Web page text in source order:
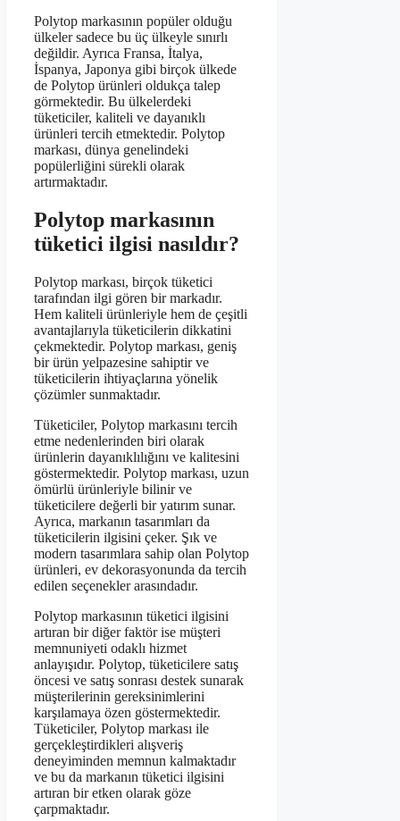
Polytop markasının popüler olduğu
ülkeler sadece bu üç ülkeyle sınırlı
değildir. Ayrıca Fransa, İtalya,
İspanya, Japonya gibi birçok ülkede
de Polytop ürünleri oldukça talep
görmektedir. Bu ülkelerdeki
tüketiciler, kaliteli ve dayanıklı
ürünleri tercih etmektedir. Polytop
markası, dünya genelindeki
popülerliğini sürekli olarak
artırmaktadır.
Polytop markasının
tüketici ilgisi nasıldır?
Polytop markası, birçok tüketici
tarafından ilgi gören bir markadır.
Hem kaliteli ürünleriyle hem de çeşitli
avantajlarıyla tüketicilerin dikkatini
çekmektedir. Polytop markası, geniş
bir ürün yelpazesine sahiptir ve
tüketicilerin ihtiyaçlarına yönelik
çözümler sunmaktadır.
Tüketiciler, Polytop markasını tercih
etme nedenlerinden biri olarak
ürünlerin dayanıklılığını ve kalitesini
göstermektedir. Polytop markası, uzun
ömürlü ürünleriyle bilinir ve
tüketicilere değerli bir yatırım sunar.
Ayrıca, markanın tasarımları da
tüketicilerin ilgisini çeker. Şık ve
modern tasarımlara sahip olan Polytop
ürünleri, ev dekorasyonunda da tercih
edilen seçenekler arasındadır.
Polytop markasının tüketici ilgisini
artıran bir diğer faktör ise müşteri
memnuniyeti odaklı hizmet
anlayışıdır. Polytop, tüketicilere satış
öncesi ve satış sonrası destek sunarak
müşterilerinin gereksinimlerini
karşılamaya özen göstermektedir.
Tüketiciler, Polytop markası ile
gerçekleştirdikleri alışveriş
deneyiminden memnun kalmaktadır
ve bu da markanın tüketici ilgisini
artıran bir etken olarak göze
çarpmaktadır.